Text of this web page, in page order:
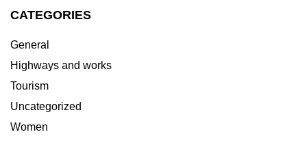
CATEGORIES
General
Highways and works
Tourism
Uncategorized
Women